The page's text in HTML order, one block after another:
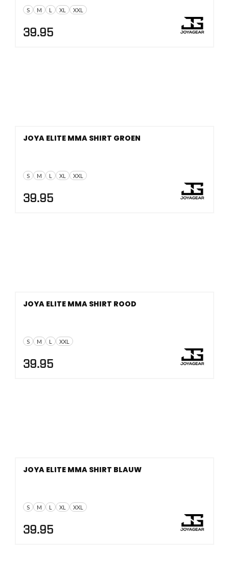
S M L XL XXL
39.95
S M L XL XXL
JOYA ELITE MMA SHIRT GROEN
39.95
S M L XXL
JOYA ELITE MMA SHIRT ROOD
39.95
S M L XL XXL
JOYA ELITE MMA SHIRT BLAUW
39.95